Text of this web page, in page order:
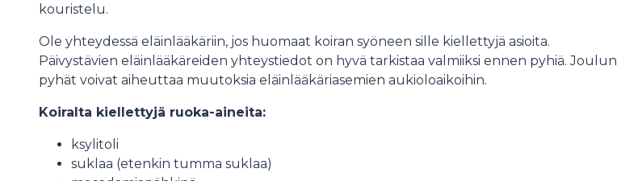
kouristelu.
Ole yhteydessä eläinlääkäriin, jos huomaat koiran syöneen sille kiellettyjä asioita.
Päivystävien eläinlääkäreiden yhteystiedot on hyvä tarkistaa valmiiksi ennen pyhiä. Joulun
pyhät voivat aiheuttaa muutoksia eläinlääkäriasemien aukioloaikoihin.
Koiralta kiellettyjä ruoka-aineita:
ksylitoli
suklaa (etenkin tumma suklaa)